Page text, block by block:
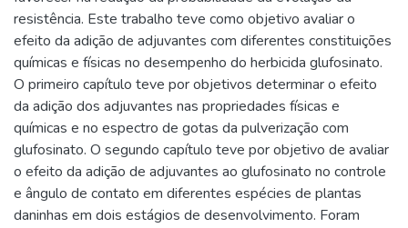
resistência. Este trabalho teve como objetivo avaliar o
efeito da adição de adjuvantes com diferentes constituições
químicas e físicas no desempenho do herbicida glufosinato.
O primeiro capítulo teve por objetivos determinar o efeito
da adição dos adjuvantes nas propriedades físicas e
químicas e no espectro de gotas da pulverização com
glufosinato. O segundo capítulo teve por objetivo de avaliar
o efeito da adição de adjuvantes ao glufosinato no controle
e ângulo de contato em diferentes espécies de plantas
daninhas em dois estágios de desenvolvimento. Foram